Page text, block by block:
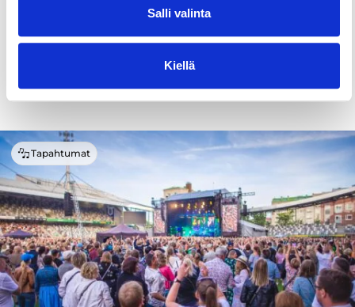
Salli valinta
Kiellä
Ei sua nääki kiinnostais?
Tapahtumat